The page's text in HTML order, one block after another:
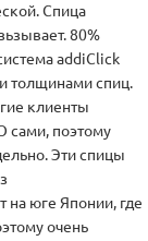
Спица
80%
addiClick
толщинами спиц.
клиенты
сами, поэтому
Эти спицы
на юге Японии, где
очень